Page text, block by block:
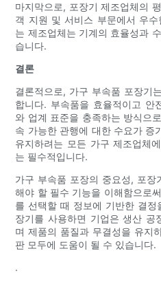
마지막으로, 포장기 제조업체의
객 지원 및 서비스 부문에서 우
는 제조업체는 기계의 효율성과
습니다.
결론
결론적으로, 가구 부속품 포장기
합니다. 부속품을 효율적이고 안
와 업계 표준을 충족하는 방식으
속 가능한 관행에 대한 수요가 증
유지하려는 모든 가구 제조업체
는 필수적입니다.
가구 부속품 포장의 중요성, 포
해야 할 필수 기능을 이해함으로
를 선택할 때 정보에 기반한 결
장기를 사용하면 기업은 생산 공
며 제품의 품질과 무결성을 유지
판 모두에 도움이 될 수 있습니다.
.